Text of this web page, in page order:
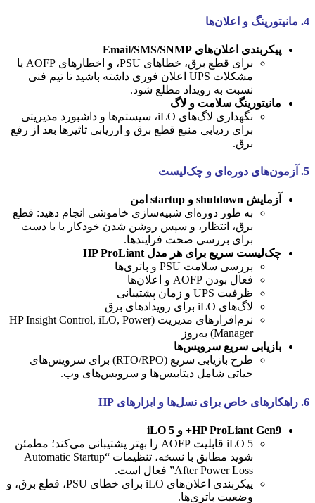
4. مانیتورینگ و اعلان‌ها
پیکربندی اعلان‌های Email/SMS/SNMP
برای قطع برق، خطاهای PSU، و اخطارهای AOFP یا
مشکلات UPS اعلان فوری داشته باشید تا تیم فنی
نسبت به رویداد مطلع شود.
مانیتورینگ سلامت و لاگ
نگهداری لاگ‌های iLO، سیستم‌ها و داشبورد مدیریتی
برای ردیابی منبع قطع برق و ارزیابی تاثیرها بعد از رفع
برق.
5. آزمون‌های دوره‌ای و چک‌لیست
آزمایش shutdown و startup امن
به طور دوره‌ای شبیه‌سازی خاموشی انجام دهید: قطع
برق، انتظار، و سپس روشن شدن خودکار یا با دست
برای بررسی صحت فرایندها.
چک‌لیست سریع برای هر مدل HP ProLiant
بررسی سلامت PSU و باتری‌ها
فعال بودن AOFP و اعلان‌ها
ظرفیت UPS و زمان پشتیبانی
لاگ‌های iLO برای رویدادهای برق
نرم‌افزارهای مدیریت (HP Insight Control, iLO, Power
Manager) به‌روز
بازیابی سریع سرویس‌ها
طرح بازیابی سریع (RTO/RPO) برای سرویس‌های
حیاتی شامل دیتابیس‌ها و سرویس‌های وب.
6. راهکارهای خاص برای نسل‌ها و ابزارهای HP
HP ProLiant Gen9+ و iLO 5
iLO 5 قابلیت AOFP را بهتر پشتیبانی می‌کند؛ مطمئن
شوید مطابق با نسخه، تنظیمات “Automatic Startup
After Power Loss” فعال است.
پیکربندی اعلان‌های iLO برای خطای PSU، قطع برق، و
وضعیت باتری‌ها.